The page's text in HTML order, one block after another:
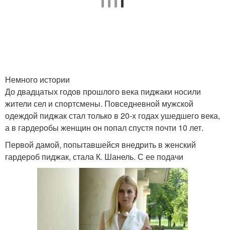
Немного истории
До двадцатых годов прошлого века пиджаки носили
жители сел и спортсмены. Повседневной мужской
одеждой пиджак стал только в 20-х годах ушедшего века,
а в гардеробы женщин он попал спустя почти 10 лет.
Первой дамой, попытавшейся внедрить в женский
гардероб пиджак, стала К. Шанель. С ее подачи